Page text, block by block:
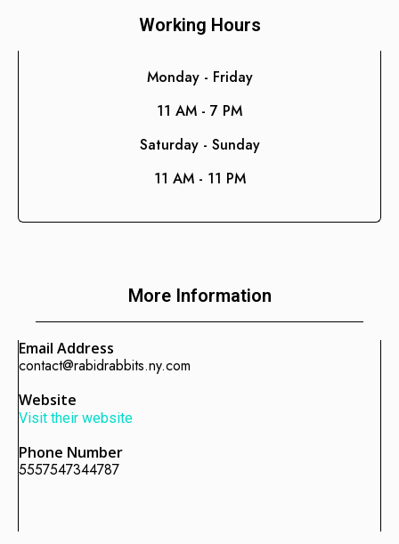
Consultoría de Gestión
Manufactura y Producción
Comunicación y Entretenimiento
Energía y Servicios Públicos
Working Hours
Monday - Friday
11 AM - 7 PM
Saturday - Sunday
11 AM - 11 PM
More Information
Email Address
contact@rabidrabbits.ny.com
Website
Visit their website
Phone Number
5557547344787